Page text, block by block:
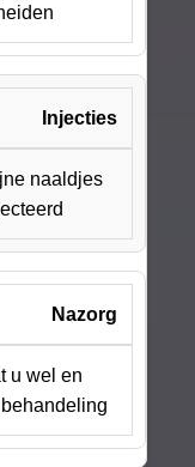
Injecties
naaldjes
Nazorg
u wel en